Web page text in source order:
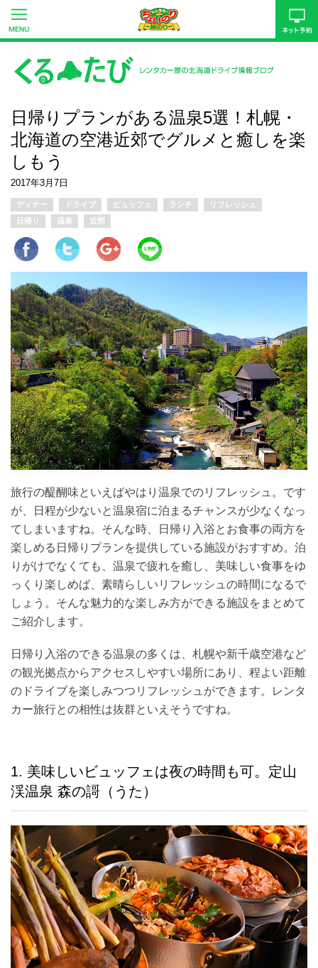
日帰りプランがある温泉5選！札幌・
北海道の空港近郊でグルメと癒しを楽
しもう
2017年3月7日
ディナー ドライブ ビュッフェ ランチ
リフレッシュ
日帰り
温泉 近郊
旅行の醍醐味といえばやはり温泉でのリフレッシュ。です
が、日程が少ないと温泉宿に泊まるチャンスが少なくなっ
てしまいますね。そんな時、日帰り入浴とお食事の両方を
楽しめる日帰りプランを提供している施設がおすすめ。泊
りがけでなくても、温泉で疲れを癒し、美味しい食事をゆ
っくり楽しめば、素晴らしいリフレッシュの時間になるで
しょう。そんな魅力的な楽しみ方ができる施設をまとめて
ご紹介します。
日帰り入浴のできる温泉の多くは、札幌や新千歳空港など
の観光拠点からアクセスしやすい場所にあり、程よい距離
のドライブを楽しみつつリフレッシュができます。レンタ
カー旅行との相性は抜群といえそうですね。
1. 美味しいビュッフェは夜の時間も可。定山
渓温泉 森の謌（うた）